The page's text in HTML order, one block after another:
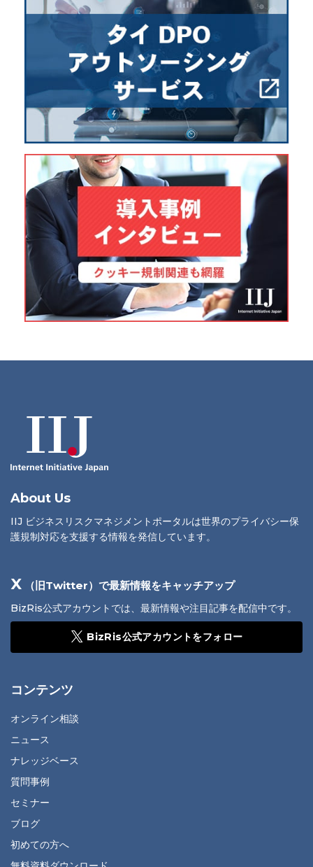
About Us
IIJ ビジネスリスクマネジメントポータルは世界のプライバシー保
護規制対応を支援する情報を発信しています。
X （旧Twitter）で最新情報をキャッチアップ
BizRis公式アカウントでは、最新情報や注目記事を配信中です。
BizRis公式アカウントをフォロー
コンテンツ
オンライン相談
ニュース
ナレッジベース
質問事例
セミナー
ブログ
初めての方へ